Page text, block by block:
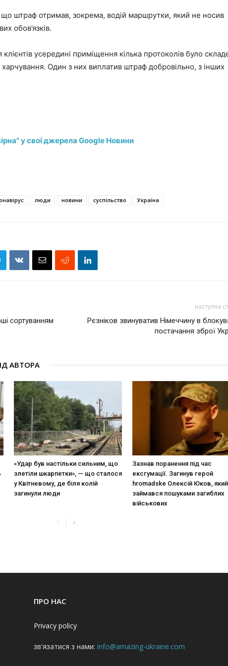
штраф отримав, зокрема, водій маршрутки, який не носив
обов’язків.
усередині приміщення кілька протоколів було
Один з них виплатив штраф добровільно, з інших
у свої джерела Google Новини
люди новини суспільство Україна
сортуванням
наступна
Рєзніков звинуватив Німеччину в
постачання зброї
АВТОРА
«Удар був настільки сильним, що
злетіли шкарпетки», — що сталося
у Квітневому, де біля колій
загинули люди
Зазнав поранення під час
ексгумації. Загинув герой
hromadske Олексій Юков, який
займався пошуками загиблих
військових
ПРО НАС
Privacy policy
зв'язатися з нами: info@amazing-ukraine.com